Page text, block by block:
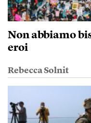
Non abbiamo
eroi
Rebecca Solnit